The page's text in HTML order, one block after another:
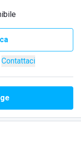
Contattaci